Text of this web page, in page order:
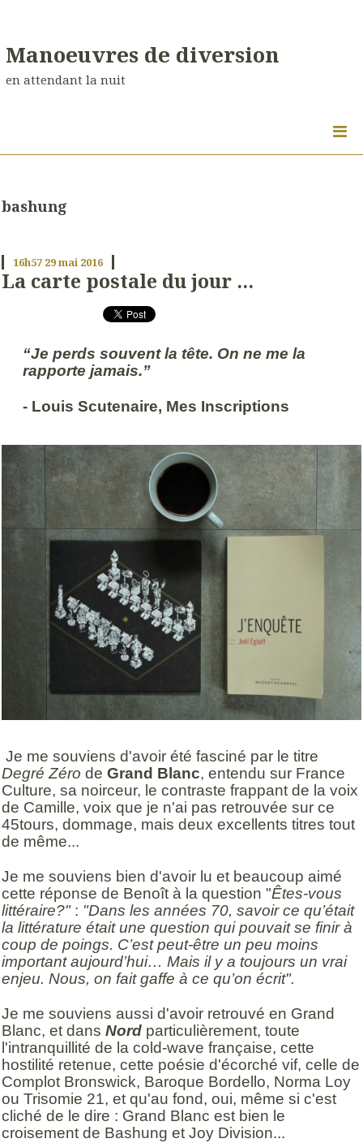
Manoeuvres de diversion
en attendant la nuit
bashung
16h57 29mai 2016
La carte postale du jour ...
“Je perds souvent la tête. On ne me la
rapporte jamais.”
- Louis Scutenaire, Mes Inscriptions
Je me souviens d'avoir été fasciné par le titre
Degré Zéro de Grand Blanc, entendu sur France
Culture, sa noirceur, le contraste frappant de la voix
de Camille, voix que je n'ai pas retrouvée sur ce
45tours, dommage, mais deux excellents titres tout
de même...
Je me souviens bien d'avoir lu et beaucoup aimé
cette réponse de Benoît à la question "Êtes-vous
littéraire?": "Dans les années 70, savoir ce qu’était
la littérature était une question qui pouvait se finir à
coup de poings. C’est peut-être un peu moins
important aujourd’hui… Mais il y a toujours un vrai
enjeu. Nous, on fait gaffe à ce qu’on écrit".
Je me souviens aussi d'avoir retrouvé en Grand
Blanc, et dans Nord particulièrement, toute
l'intranquillité de la cold-wave française, cette
hostilité retenue, cette poésie d'écorché vif, celle de
Complot Bronswick, Baroque Bordello, Norma Loy
ou Trisomie 21, et qu'au fond, oui, même si c'est
cliché de le dire : Grand Blanc est bien le
croisement de Bashung et Joy Division...